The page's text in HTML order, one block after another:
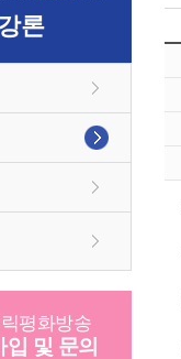
론
평화방송
입 및 문의